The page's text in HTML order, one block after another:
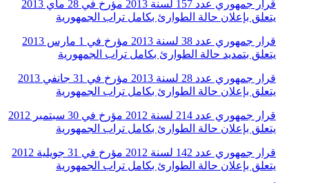
قرار جمهوري عدد 157 لسنة 2013 مؤرخ في 28 ماي 2013
يتعلق بإعلان حالة الطوارئ بكامل تراب الجمهورية
قرار جمهوري عدد 38 لسنة 2013 مؤرخ في 1 مارس 2013
يتعلق بتمديد حالة الطوارئ بكامل تراب الجمهورية
قرار جمهوري عدد 28 لسنة 2013 مؤرخ في 31 جانفي 2013
يتعلق بإعلان حالة الطوارئ بكامل تراب الجمهورية
قرار جمهوري عدد 214 لسنة 2012 مؤرخ في 30 سبتمبر 2012
يتعلق بإعلان حالة الطوارئ بكامل تراب الجمهورية
قرار جمهوري عدد 142 لسنة 2012 مؤرخ في 31 جويلية 2012
يتعلق بإعلان حالة الطوارئ بكامل تراب الجمهورية